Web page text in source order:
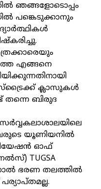
ഞങ്ങളോടൊപ്പം
പങ്കെടുക്കാനും
എങ്ങനെ
സ്ട്രൈക്ക് ക്ലാസുകൾ
ബിരുദ
യൂണിയനിൽ
ഓഫ്
TUGSA
ഭരണ തലത്തിൽ